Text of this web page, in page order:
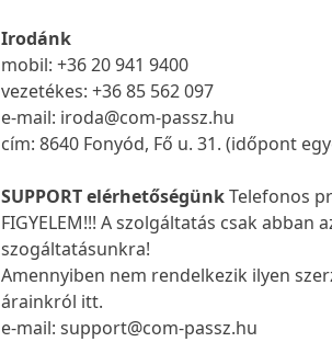
Irodánk
mobil: +36 20 941 9400
vezetékes: +36 85 562 097
e-mail: iroda@com-passz.hu
cím: 8640 Fonyód, Fő u. 31. (időpont
SUPPORT elérhetőségünkTelefonos
FIGYELEM!!! A szolgáltatás csak
szogáltatásunkra!
Amennyiben nem rendelkezik ilyen
árainkról itt.
e-mail: support@com-passz.hu